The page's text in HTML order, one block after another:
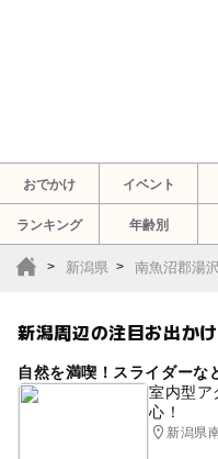
おでかけ イベント
ランキング 年齢別
新潟県 南魚沼郡湯
新潟周辺の注目お出かけ
自然を満喫！スライダーな
室内型ア
心！
新潟県